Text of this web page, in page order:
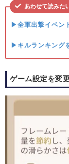
あわせて読みた
▶全軍出撃イベン
▶キルランキング
ゲーム設定を変